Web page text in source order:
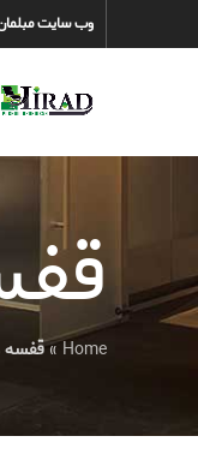
وب سایت
Home
»قفسه